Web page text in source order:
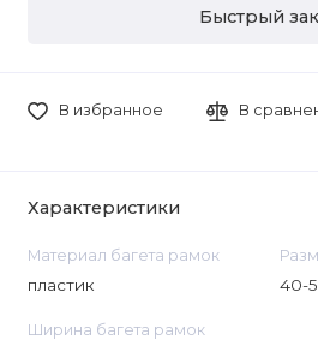
Быстрый
В избранное В
Характеристики
Материал багета рамок
пластик 40-
Ширина багета рамок